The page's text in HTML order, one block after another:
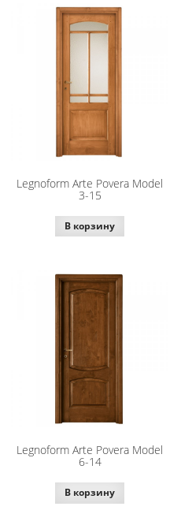
Legnoform Arte Povera Model
3-15
В корзину
Legnoform Arte Povera Model
6-14
В корзину